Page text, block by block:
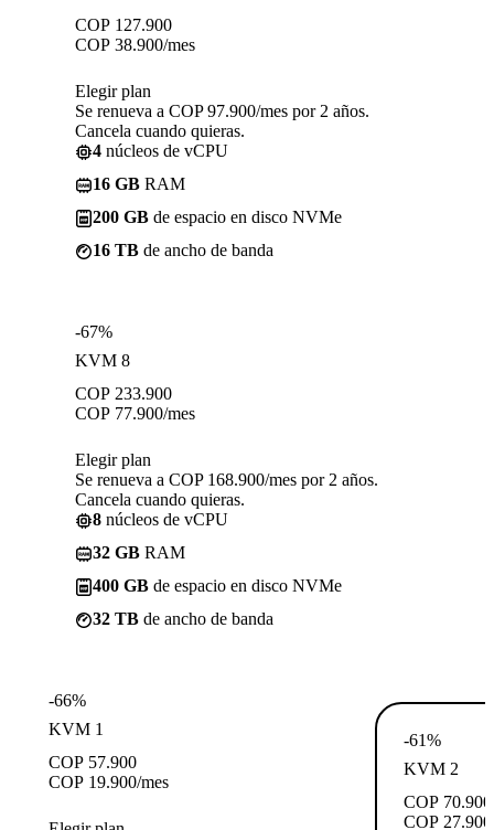
COP 127.900
COP 38.900/mes
Elegir plan
Se renueva a COP 97.900/mes por 2 años.
Cancela cuando quieras.
4 núcleos de vCPU
16 GB RAM
200 GB de espacio en disco NVMe
16 TB de ancho de banda
-67%
KVM 8
COP 233.900
COP 77.900/mes
Elegir plan
Se renueva a COP 168.900/mes por 2 años.
Cancela cuando quieras.
8 núcleos de vCPU
32 GB RAM
400 GB de espacio en disco NVMe
32 TB de ancho de banda
-66%
KVM 1
COP 57.900
COP 19.900/mes
-61%
KVM 2
COP 70.900
COP 27.900